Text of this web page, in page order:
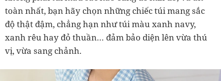
toàn nhất, bạn hãy chọn những chiếc túi mang sắc
độ thật đậm, chẳng hạn như túi màu xanh navy,
xanh rêu hay đỏ thuần… đảm bảo diện lên vừa thú
vị, vừa sang chảnh.